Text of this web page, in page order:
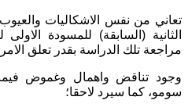
تعاني من نفس الاشكاليات
الثانية (السابقة) للمسودة
مراجعة تلك الدراسة بقدر تعلق الامر
وجود تناقض واهمال وغموض
سومو، كما سيرد لاحقا؛